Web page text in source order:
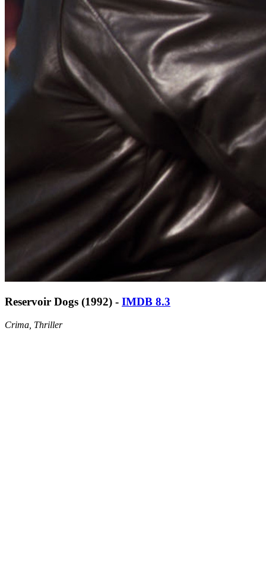
Reservoir Dogs (1992) - IMDB 8.3
Crima, Thriller